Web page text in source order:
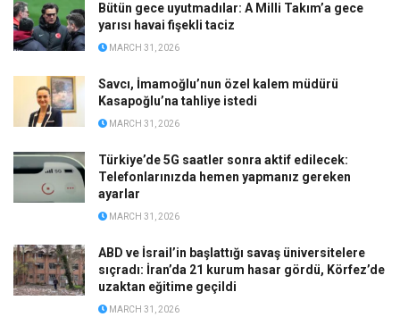
Bütün gece uyutmadılar: A Milli Takım’a gece
yarısı havai fişekli taciz
MARCH 31, 2026
Savcı, İmamoğlu’nun özel kalem müdürü
Kasapoğlu’na tahliye istedi
MARCH 31, 2026
Türkiye’de 5G saatler sonra aktif edilecek:
Telefonlarınızda hemen yapmanız gereken
ayarlar
MARCH 31, 2026
ABD ve İsrail’in başlattığı savaş üniversitelere
sıçradı: İran’da 21 kurum hasar gördü, Körfez’de
uzaktan eğitime geçildi
MARCH 31, 2026